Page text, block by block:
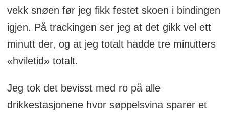
vekk snøen før jeg fikk festet skoen i bindingen
igjen. På trackingen ser jeg at det gikk vel ett
minutt der, og at jeg totalt hadde tre minutters
«hviletid» totalt.
Jeg tok det bevisst med ro på alle
drikkestasjonene hvor søppelsvina sparer et